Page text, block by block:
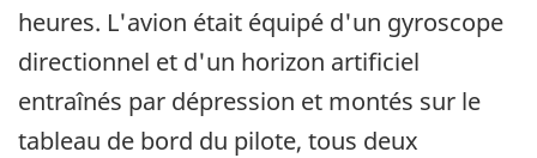
heures. L'avion était équipé d'un gyroscope
directionnel et d'un horizon artificiel
entraînés par dépression et montés sur le
tableau de bord du pilote, tous deux